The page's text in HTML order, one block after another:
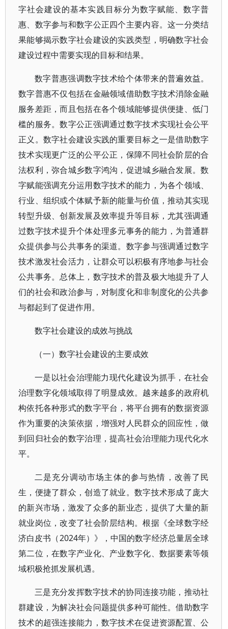
字社会建设的基本实践目标分为数字赋能、数字普
惠、数字参与和数字公正四个主要内容。这一分类结
果能够揭示数字社会建设的实践类型，明确数字社会
建设过程中需要实现的目标和结果。
数字普惠强调数字技术给个体带来的普遍效益。
数字普惠不仅包括在金融领域借助数字技术消除金融
服务差距，而且包括在各个领域能够提供便捷、低门
槛的服务。数字公正强调通过数字技术实现社会公平
正义。数字社会建设实践的重要目标之一是借助数字
技术实现更广泛的公平公正，保障不同社会阶层的合
法权利，弥合城乡数字鸿沟，促进城乡融合发展。数
字赋能强调充分运用数字技术的能力，为各个领域、
行业、组织或个体赋予新的能量与价值，推动其实现
转型升级、创新发展及效率提升等目标，尤其强调通
过数字技术提升个体处理多元事务的能力，为普通群
众提供参与公共事务的渠道。数字参与强调通过数字
技术激发社会活力，让群众可以积极有序地参与社会
公共事务。总体上，数字技术的普及极大地提升了人
们的社会和政治参与，对制度化和非制度化的公共参
与都起到了促进作用。
数字社会建设的成效与挑战
（一）数字社会建设的主要成效
一是以社会治理能力现代化建设为抓手，在社会
治理数字化领域取得了明显成效。越来越多的政府机
构依托各种形式的数字平台，将平台拥有的数据资源
作为重要的决策依据，增强对人民群众的回应性，做
到回归社会的数字治理，提高社会治理能力现代化水
平。
二是充分调动市场主体的参与热情，改善了民
生，便捷了群众，创造了就业。数字技术形成了庞大
的新兴市场，激发了众多的新业态，提供了大量的新
就业岗位，改变了社会阶层结构。根据《全球数字经
济白皮书（2024年）》，中国的数字经济总量居全球
第二位，在数字产业化、产业数字化、数据要素等领
域积极抢抓发展机遇。
三是充分发挥数字技术的协同连接功能，推动社
群建设，为解决社会问题提供多种可能性。借助数字
技术的超强连接能力，数字技术在促进资源配置、公